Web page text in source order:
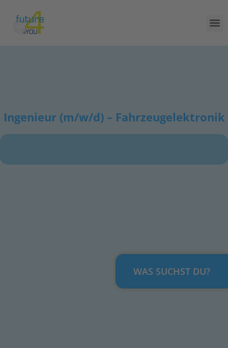
Ingenieur (m/w/d) – Fahrzeugelektronik
WAS SUCHST DU?